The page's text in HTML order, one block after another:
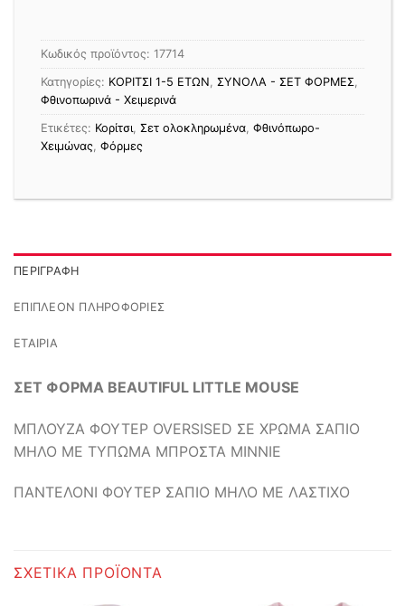
Κωδικός προϊόντος: 17714
Κατηγορίες: ΚΟΡΙΤΣΙ 1-5 ΕΤΩΝ, ΣΥΝΟΛΑ - ΣΕΤ ΦΟΡΜΕΣ,
Φθινοπωρινά - Χειμερινά
Ετικέτες: Κορίτσι, Σετ ολοκληρωμένα, Φθινόπωρο-
Χειμώνας, Φόρμες
ΠΕΡΙΓΡΑΦΉ
ΕΠΙΠΛΈΟΝ ΠΛΗΡΟΦΟΡΊΕΣ
ΕΤΑΙΡΊΑ
ΣΕΤ ΦΟΡΜΑ BEAUTIFUL LITTLE MOUSE
ΜΠΛΟΥΖΑ ΦΟΥΤΕΡ OVERSISED ΣΕ ΧΡΩΜΑ ΣΑΠΙΟ
ΜΗΛΟ ΜΕ ΤΥΠΩΜΑ ΜΠΡΟΣΤΑ MINNIE
ΠΑΝΤΕΛΟΝΙ ΦΟΥΤΕΡ ΣΑΠΙΟ ΜΗΛΟ ΜΕ ΛΑΣΤΙΧΟ
ΣΧΕΤΙΚΆ ΠΡΟΪΌΝΤΑ